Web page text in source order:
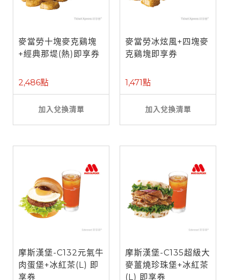
麥當勞十塊麥克鷄塊
+經典那堤(熱)即享券
2,486點
加入兌換清單
麥當勞冰炫風+四塊麥
克鷄塊即享券
1,471點
加入兌換清單
摩斯漢堡-C132元氣牛
肉蛋堡+冰紅茶(L) 即
享券
摩斯漢堡-C135超級大
麥薑燒珍珠堡+冰紅茶
(L) 即享券